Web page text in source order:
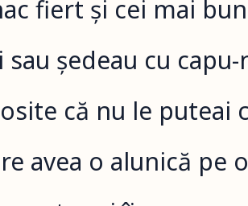
fiert și cei mai
ședeau cu
că nu le puteai
avea o alunică pe